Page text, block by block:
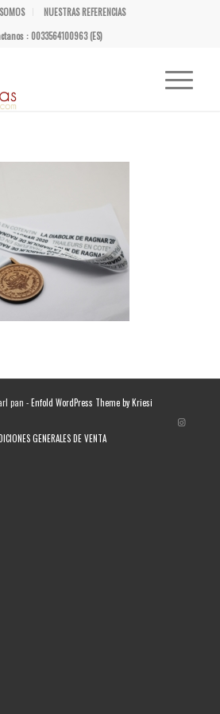
NUESTRAS REFERENCIAS
: 0033564100963 (ES)
pan -Enfold WordPress Theme by Kriesi
GENERALES DE VENTA